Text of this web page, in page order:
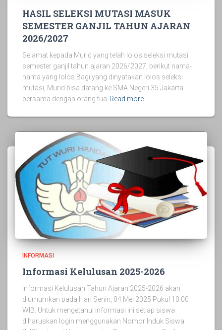
HASIL SELEKSI MUTASI MASUK
SEMESTER GANJIL TAHUN AJARAN
2026/2027
Selamat kepada Murid yang telah lolos seleksi mutasi
semester ganjil tahun ajaran 2026/2027, berikut nama-
nama yang lolos Bagi yang dinyatakan lolos seleksi
mutasi, Murid bisa datang ke SMA Negeri 35 Jakarta
bersama dengan orang tua Read more…
INFORMASI
Informasi Kelulusan 2025-2026
Informasi Kelulusan Tahun Ajaran 2025-2026 akan
diumumkan pada Hari Senin, 04 Mei 2025 Pukul 10.00
WIB. Untuk mengetahui informasi ini setiap siswa
diharuskan login menggunakan Nomor Induk Siswa